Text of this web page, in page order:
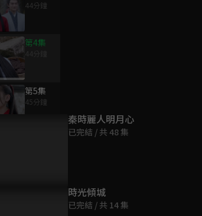
44分鐘
第4集
第5集
45分鐘
秦時麗人明月心
已完結 / 共 48 集
時光傾城
已完結 / 共 14 集